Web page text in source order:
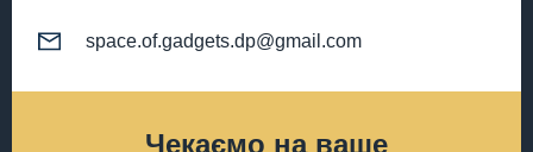
space.of.gadgets.dp@gmail.com
Чекаємо на ваше